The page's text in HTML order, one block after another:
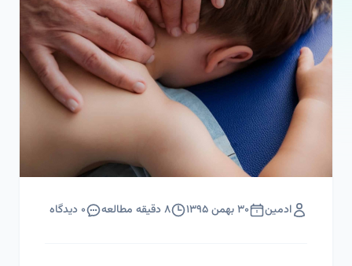
ادمین ۳۰ بهمن ۱۳۹۵ ۸ دقیقه مطالعه ۰ دیدگاه